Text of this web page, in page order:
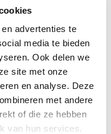
advertenties te
media te bieden
Ook delen we
site met onze
en analyse. Deze
met andere
of die ze hebben
van hun services.
the
you can easily
Velp Noord
and wish you